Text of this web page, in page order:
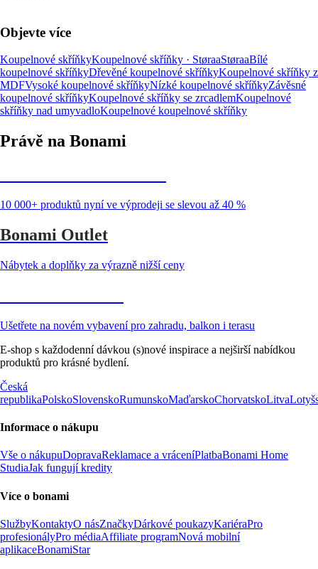
Objevte více
Koupelnové skříňkyKoupelnové skříňky · StøraaStøraaBílé
koupelnové skříňkyDřevěné koupelnové skříňkyKoupelnové skříňky z
MDFVysoké koupelnové skříňkyNízké koupelnové skříňkyZávěsné
koupelnové skříňkyKoupelnové skříňky se zrcadlemKoupelnové
skříňky nad umyvadloKoupelnové koupelnové skříňky
Právě na Bonami
10 000+ produktů nyní ve výprodeji se slevou až 40 %
Bonami Outlet
Nábytek a doplňky za výrazně nižší ceny
Ušetřete na novém vybavení pro zahradu, balkon i terasu
E-shop s každodenní dávkou (s)nové inspirace a nejširší nabídkou
produktů pro krásné bydlení.
Česká
republikaPolskoSlovenskoRumunskoMaďarskoChorvatskoLitva
Informace o nákupu
Vše o nákupuDopravaReklamace a vráceníPlatbaBonami Home
StudiaJak fungují kredity
Více o bonami
SlužbyKontaktyO násZnačkyDárkové poukazyKariéraPro
profesionályPro médiaAffiliate programNová mobilní
aplikaceBonamiStar